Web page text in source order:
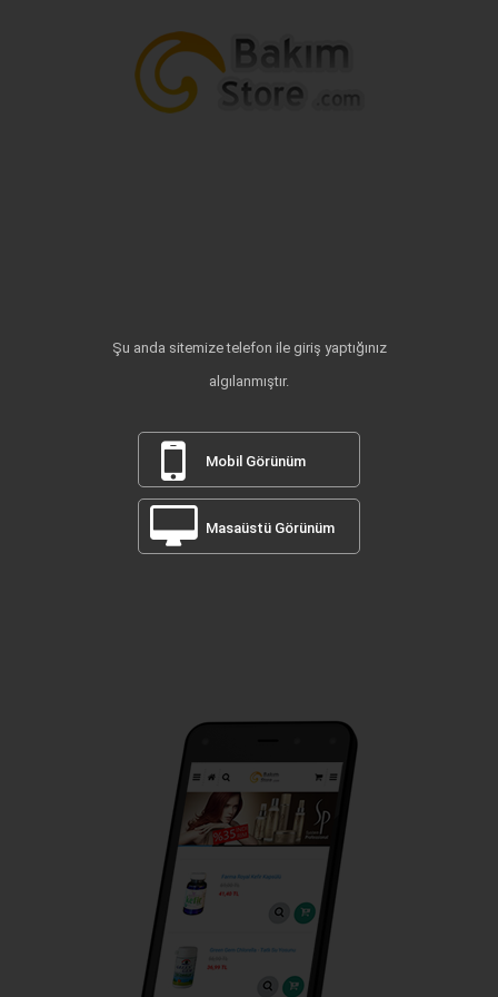
Şu anda sitemize telefon ile giriş yaptığınız
algılanmıştır.
Mobil Görünüm
Masaüstü Görünüm